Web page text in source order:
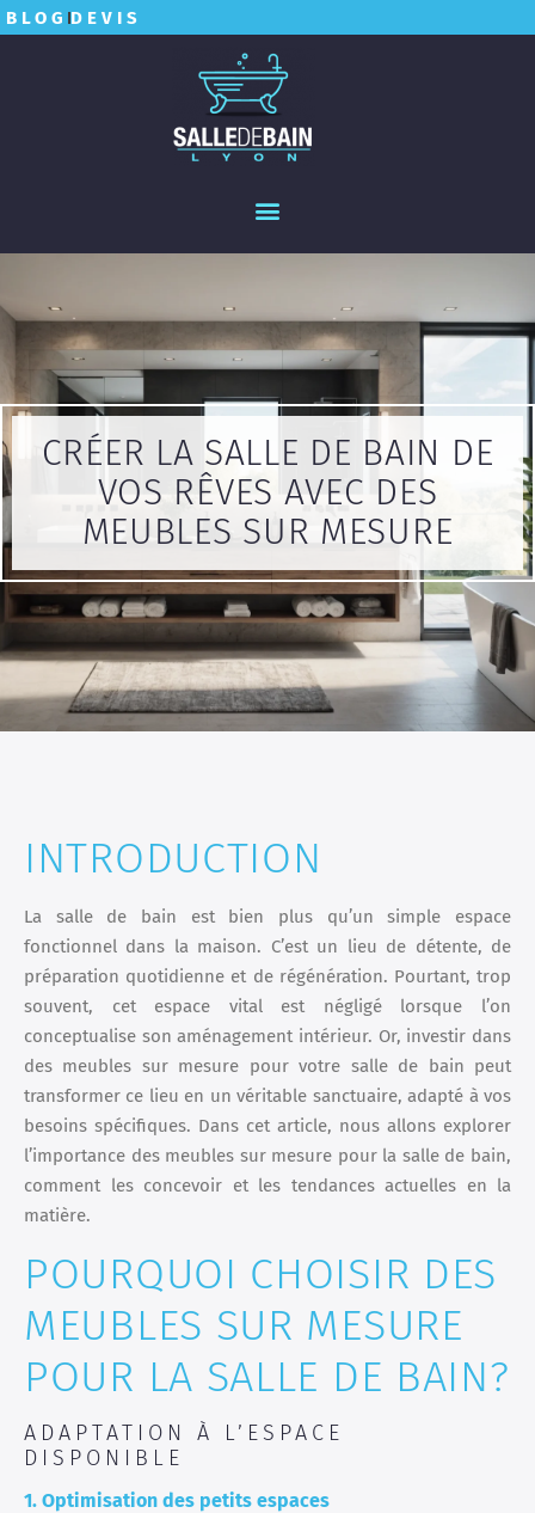
BLOG DEVIS
CRÉER LA SALLE DE BAIN DE
VOS RÊVES AVEC DES
MEUBLES SUR MESURE
INTRODUCTION
La salle de bain est bien plus qu’un simple espace
fonctionnel dans la maison. C’est un lieu de détente, de
préparation quotidienne et de régénération. Pourtant, trop
souvent, cet espace vital est négligé lorsque l’on
conceptualise son aménagement intérieur. Or, investir dans
des meubles sur mesure pour votre salle de bain peut
transformer ce lieu en un véritable sanctuaire, adapté à vos
besoins spécifiques. Dans cet article, nous allons explorer
l’importance des meubles sur mesure pour la salle de bain,
comment les concevoir et les tendances actuelles en la
matière.
POURQUOI CHOISIR DES
MEUBLES SUR MESURE
POUR LA SALLE DE BAIN?
ADAPTATION À L’ESPACE
DISPONIBLE
1. Optimisation des petits espaces